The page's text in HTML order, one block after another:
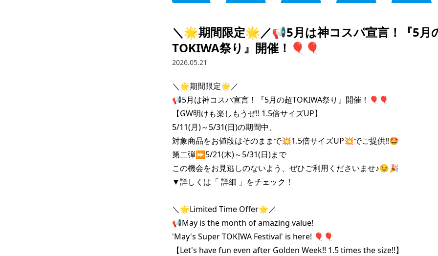
＼🌟期間限定🌟／📢5月は神コスパ宣言！『5月
TOKIWA祭り』開催！🎈🎈
2026.05.21
＼🌟期間限定🌟／
📢5月は神コスパ宣言！『5月の超TOKIWA祭り』開催！🎈🎈
【GW明けも楽しもうぜ!! 1.5倍サイズUP】
5/11(月)～5/31(日)の期間中、
対象商品をお値段はそのままで💥1.5倍サイズUP💥でご提供!!🤩
第二弾⏩️5/21(木)～5/31(日)まで
この機会をお見逃しのないよう、ぜひご利用くださいませ♪😉🎉
▼詳しくは「 詳細 」をチェック！
＼🌟Limited Time Offer🌟／
📢May is the month of amazing value!
'May's Super TOKIWA Festival' is here! 🎈🎈
【Let's have fun even after Golden Week!! 1.5 times the size!!】